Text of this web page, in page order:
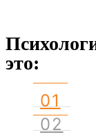
это:
01
02